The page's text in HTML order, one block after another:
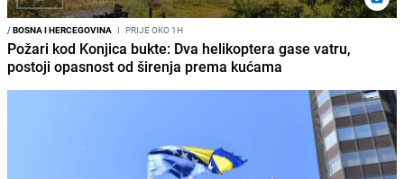
/BOSNA I HERCEGOVINA I PRIJE OKO 1H
Požari kod Konjica bukte: Dva helikoptera gase vatru,
postoji opasnost od širenja prema kućama